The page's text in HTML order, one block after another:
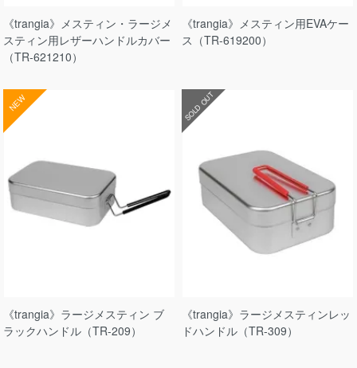
《trangia》メスティン・ラージメ
スティン用レザーハンドルカバー
（TR-621210）
《trangia》メスティン用EVAケー
ス（TR-619200）
NEW
《trangia》ラージメスティン ブ
ラックハンドル（TR-209）
SOLD OUT
《trangia》ラージメスティンレッ
ドハンドル（TR-309）